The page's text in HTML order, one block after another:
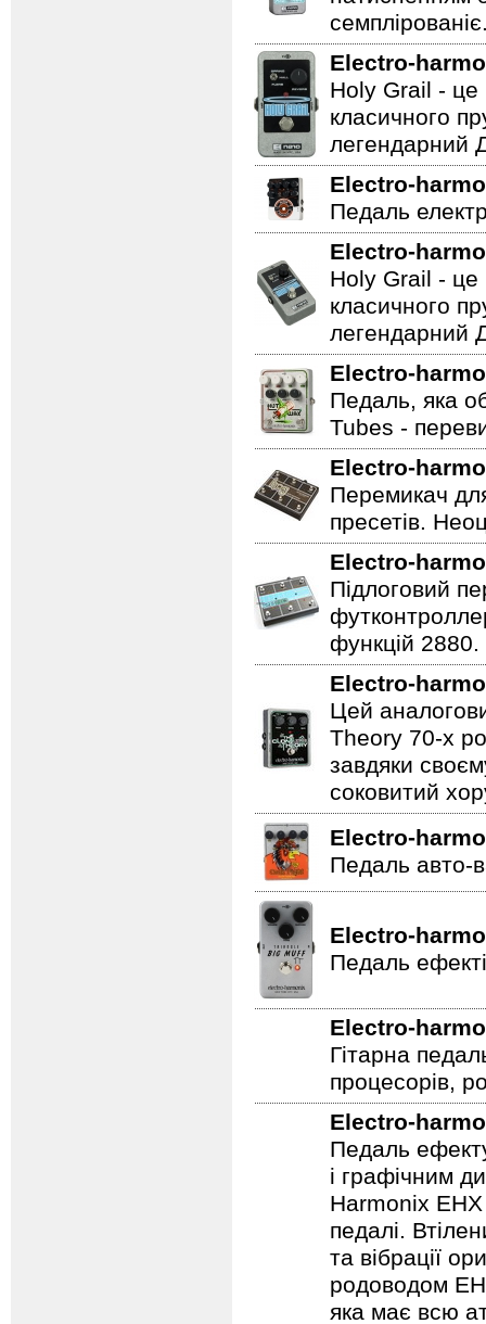
Electro-
Holy Grail - це
класичного
легендарний
Electro-
Педаль
Electro-
Holy Grail - це
класичного
легендарний
Electro-
Педаль, яка
Tubes -
Electro-
Перемикач
пресетів.
Electro-
Підлоговий
функцій 2880.
Electro-
Цей
Theory 70-х
завдяки
соковитий
Electro-
Педаль авто-
Electro-
Педаль
Electro-
Гітарна
процесорів,
Electro-
Педаль
і графічним
Harmonix
педалі.
та вібрації
родоводом